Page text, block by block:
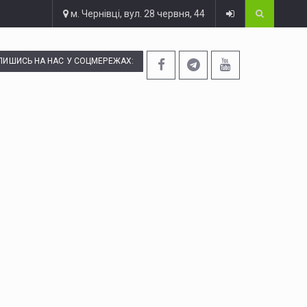
м. Чернівці, вул. 28 червня, 44
НА НАС У СОЦМЕРЕЖАХ: